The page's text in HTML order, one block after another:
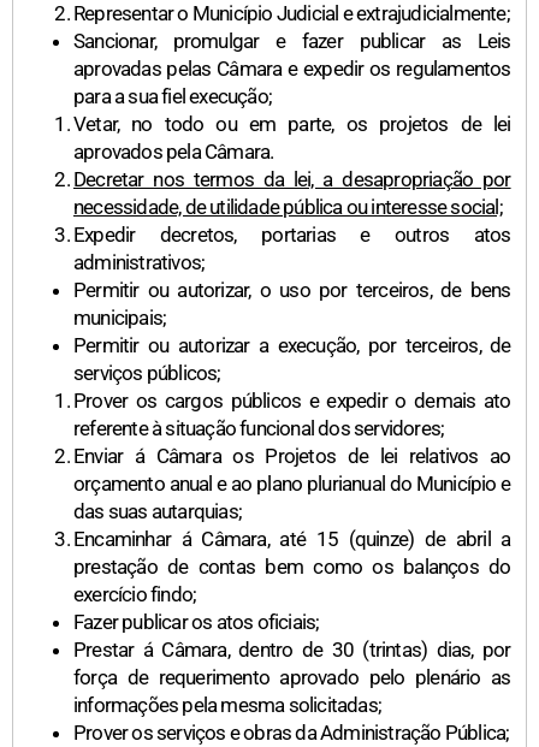
Representar o Município Judicial e extrajudicialmente;
Sancionar, promulgar e fazer publicar as Leis
aprovadas pelas Câmara e expedir os regulamentos
para a sua fiel execução;
Vetar, no todo ou em parte, os projetos de lei
aprovados pela Câmara.
Decretar nos termos da lei, a desapropriação por
necessidade, de utilidade pública ou interesse social;
Expedir decretos, portarias e outros atos
administrativos;
Permitir ou autorizar, o uso por terceiros, de bens
municipais;
Permitir ou autorizar a execução, por terceiros, de
serviços públicos;
Prover os cargos públicos e expedir o demais ato
referente à situação funcional dos servidores;
Enviar á Câmara os Projetos de lei relativos ao
orçamento anual e ao plano plurianual do Município e
das suas autarquias;
Encaminhar á Câmara, até 15 (quinze) de abril a
prestação de contas bem como os balanços do
exercício findo;
Fazer publicar os atos oficiais;
Prestar á Câmara, dentro de 30 (trintas) dias, por
força de requerimento aprovado pelo plenário as
informações pela mesma solicitadas;
Prover os serviços e obras da Administração Pública;